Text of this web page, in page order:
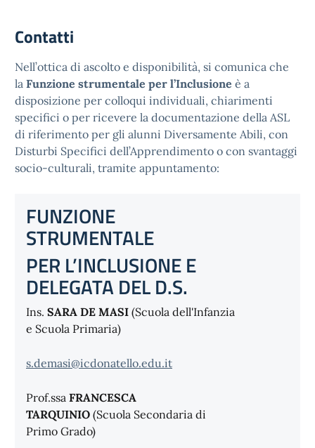
Contatti
Nell’ottica di ascolto e disponibilità, si comunica che
la Funzione strumentale per l’Inclusione è a
disposizione per colloqui individuali, chiarimenti
specifici o per ricevere la documentazione della ASL
di riferimento per gli alunni Diversamente Abili, con
Disturbi Specifici dell’Apprendimento o con svantaggi
socio-culturali, tramite appuntamento:
FUNZIONE
STRUMENTALE
PER L’INCLUSIONE E
DELEGATA DEL D.S.
Ins. SARA DE MASI (Scuola dell'Infanzia
e Scuola Primaria)
s.demasi@icdonatello.edu.it
Prof.ssa FRANCESCA
TARQUINIO (Scuola Secondaria di
Primo Grado)